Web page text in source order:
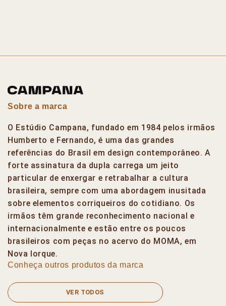
Sobre a marca
O Estúdio Campana, fundado em 1984 pelos irmãos
Humberto e Fernando, é uma das grandes
referências do Brasil em design contemporâneo. A
forte assinatura da dupla carrega um jeito
particular de enxergar e retrabalhar a cultura
brasileira, sempre com uma abordagem inusitada
sobre elementos corriqueiros do cotidiano. Os
irmãos têm grande reconhecimento nacional e
internacionalmente e estão entre os poucos
brasileiros com peças no acervo do MOMA, em
Nova Iorque.
Conheça outros produtos da marca
VER TODOS